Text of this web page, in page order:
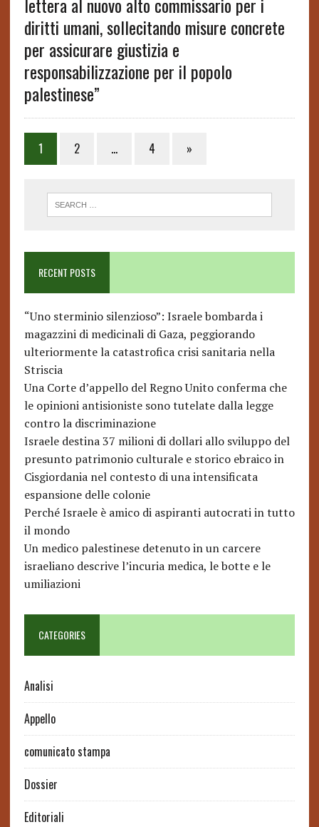
diritti umani, sollecitando misure concrete
per assicurare giustizia e
responsabilizzazione per il popolo
palestinese”
1 2 … 4 »
RECENT POSTS
“Uno sterminio silenzioso”: Israele bombarda i
magazzini di medicinali di Gaza, peggiorando
ulteriormente la catastrofica crisi sanitaria nella
Striscia
Una Corte d’appello del Regno Unito conferma che
le opinioni antisioniste sono tutelate dalla legge
contro la discriminazione
Israele destina 37 milioni di dollari allo sviluppo del
presunto patrimonio culturale e storico ebraico in
Cisgiordania nel contesto di una intensificata
espansione delle colonie
Perché Israele è amico di aspiranti autocrati in tutto
il mondo
Un medico palestinese detenuto in un carcere
israeliano descrive l’incuria medica, le botte e le
umiliazioni
CATEGORIES
Analisi
Appello
comunicato stampa
Dossier
Editoriali